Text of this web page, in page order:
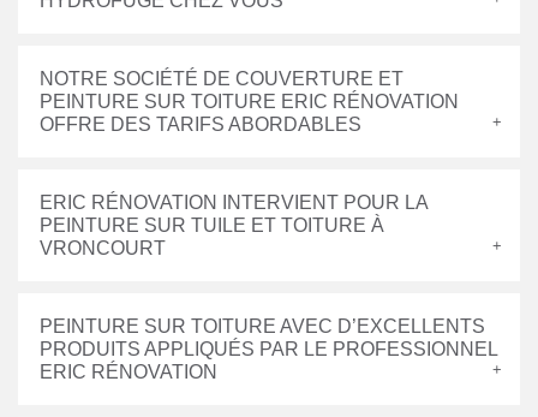
NOTRE SOCIÉTÉ DE COUVERTURE ET
PEINTURE SUR TOITURE ERIC RÉNOVATION
OFFRE DES TARIFS ABORDABLES
ERIC RÉNOVATION INTERVIENT POUR LA
PEINTURE SUR TUILE ET TOITURE À
VRONCOURT
PEINTURE SUR TOITURE AVEC D’EXCELLENTS
PRODUITS APPLIQUÉS PAR LE PROFESSIONNEL
ERIC RÉNOVATION